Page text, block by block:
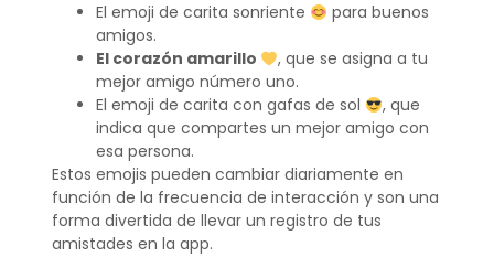
El emoji de carita sonriente
para buenos
amigos.
El corazón amarillo
, que se asigna a tu
mejor amigo número uno.
El emoji de carita con gafas de sol
, que
indica que compartes un mejor amigo con
esa persona.
Estos emojis pueden cambiar diariamente en
función de la frecuencia de interacción y son una
forma divertida de llevar un registro de tus
amistades en la app.